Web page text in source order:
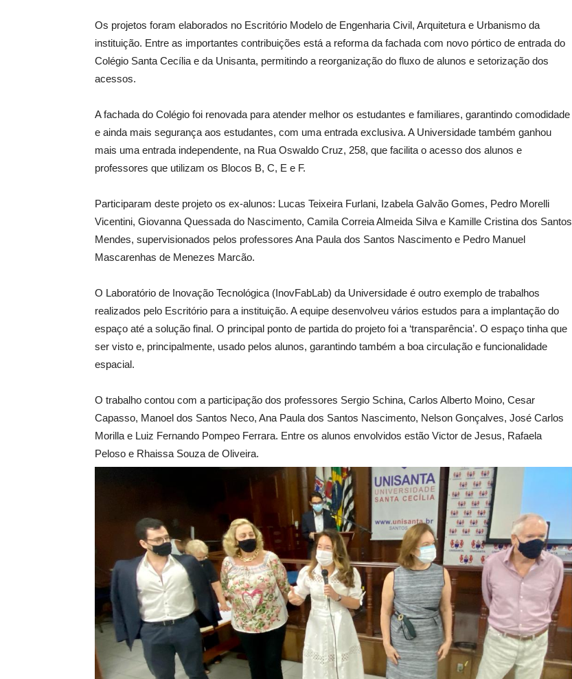
Os projetos foram elaborados no Escritório Modelo de Engenharia Civil, Arquitetura e Urbanismo da
instituição. Entre as importantes contribuições está a reforma da fachada com novo pórtico de entrada do
Colégio Santa Cecília e da Unisanta, permitindo a reorganização do fluxo de alunos e setorização dos
acessos.
A fachada do Colégio foi renovada para atender melhor os estudantes e familiares, garantindo comodidade
e ainda mais segurança aos estudantes, com uma entrada exclusiva. A Universidade também ganhou
mais uma entrada independente, na Rua Oswaldo Cruz, 258, que facilita o acesso dos alunos e
professores que utilizam os Blocos B, C, E e F.
Participaram deste projeto os ex-alunos: Lucas Teixeira Furlani, Izabela Galvão Gomes, Pedro Morelli
Vicentini, Giovanna Quessada do Nascimento, Camila Correia Almeida Silva e Kamille Cristina dos Santos
Mendes, supervisionados pelos professores Ana Paula dos Santos Nascimento e Pedro Manuel
Mascarenhas de Menezes Marcão.
O Laboratório de Inovação Tecnológica (InovFabLab) da Universidade é outro exemplo de trabalhos
realizados pelo Escritório para a instituição. A equipe desenvolveu vários estudos para a implantação do
espaço até a solução final. O principal ponto de partida do projeto foi a ‘transparência’. O espaço tinha que
ser visto e, principalmente, usado pelos alunos, garantindo também a boa circulação e funcionalidade
espacial.
O trabalho contou com a participação dos professores Sergio Schina, Carlos Alberto Moino, Cesar
Capasso, Manoel dos Santos Neco, Ana Paula dos Santos Nascimento, Nelson Gonçalves, José Carlos
Morilla e Luiz Fernando Pompeo Ferrara. Entre os alunos envolvidos estão Victor de Jesus, Rafaela
Peloso e Rhaissa Souza de Oliveira.